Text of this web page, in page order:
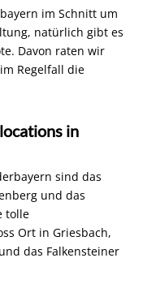
im Schnitt um
natürlich gibt es
Davon raten wir
Regelfall die
in
sind das
und das
tolle
Ort in Griesbach,
das Falkensteiner